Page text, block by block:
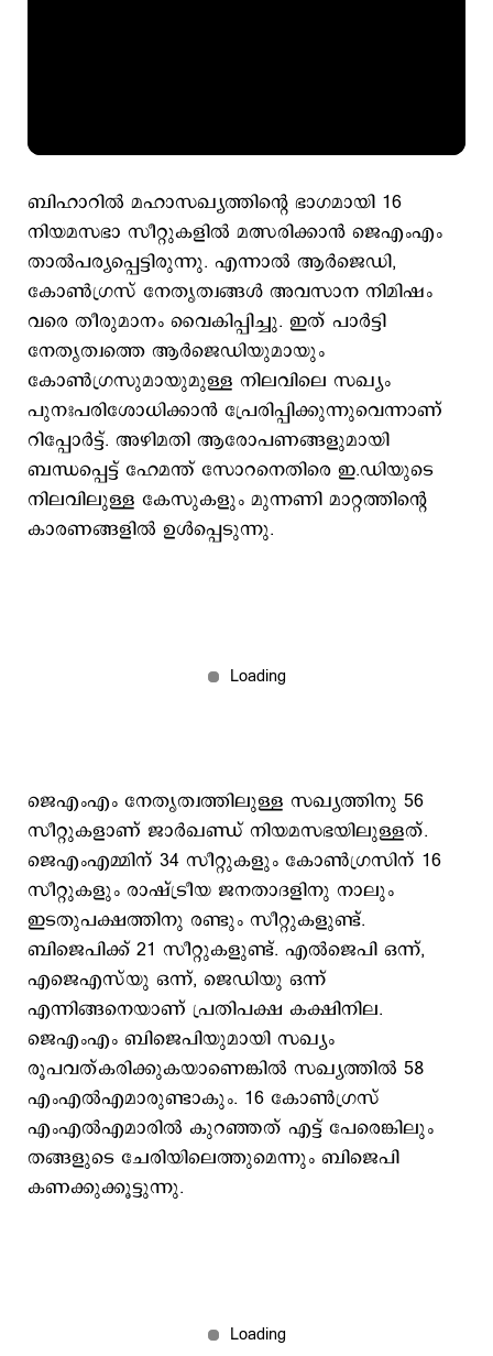
ബിഹാറിൽ മഹാസഖ്യത്തിന്റെ ഭാഗമായി 16
നിയമസഭാ സീറ്റുകളിൽ മത്സരിക്കാൻ‌ ജെഎംഎം
താൽപര്യപ്പെട്ടിരുന്നു. എന്നാൽ ആർജെഡി,
കോൺഗ്രസ് നേതൃത്വങ്ങൾ അവസാന നിമിഷം
വരെ തീരുമാനം വൈകിപ്പിച്ചു. ഇത് പാർട്ടി
നേതൃത്വത്തെ ആർജെഡിയുമായും
കോൺഗ്രസുമായുമുള്ള നിലവിലെ സഖ്യം
പുനഃപരിശോധിക്കാൻ പ്രേരിപ്പിക്കുന്നുവെന്നാണ്
റിപ്പോർട്ട്. അഴിമതി ആരോപണങ്ങളുമായി
ബന്ധപ്പെട്ട് ഹേമന്ത് സോറനെതിരെ ഇ.ഡിയുടെ
നിലവിലുള്ള കേസുകളും മുന്നണി മാറ്റത്തിന്റെ
കാരണങ്ങളിൽ ഉൾപ്പെടുന്നു.
ജെഎംഎം നേതൃത്വത്തിലുള്ള സഖ്യത്തിനു 56
സീറ്റുകളാണ് ജാർഖണ്ഡ് നിയമസഭയിലുള്ളത്.
ജെഎംഎമ്മിന് 34 സീറ്റുകളും കോൺഗ്രസിന് 16
സീറ്റുകളും രാഷ്ട്രീയ ജനതാദളിനു നാലും
ഇടതുപക്ഷത്തിനു രണ്ടും സീറ്റുകളുണ്ട്.
ബിജെപിക്ക് 21 സീറ്റുകളുണ്ട്. എൽജെപി ഒന്ന്,
എജെഎസ്‌യു ഒന്ന്, ജെഡിയു ഒന്ന്
എന്നിങ്ങനെയാണ് പ്രതിപക്ഷ കക്ഷിനില.
ജെഎംഎം ബിജെപിയുമായി സഖ്യം
രൂപവത്കരിക്കുകയാണെങ്കിൽ സഖ്യത്തിൽ 58
എംഎൽഎമാരുണ്ടാകും. 16 കോൺഗ്രസ്
എംഎൽഎമാരിൽ കുറഞ്ഞത് എട്ട് പേരെങ്കിലും
തങ്ങളുടെ ചേരിയിലെത്തുമെന്നും ബിജെപി
കണക്കുക്കൂട്ടുന്നു.